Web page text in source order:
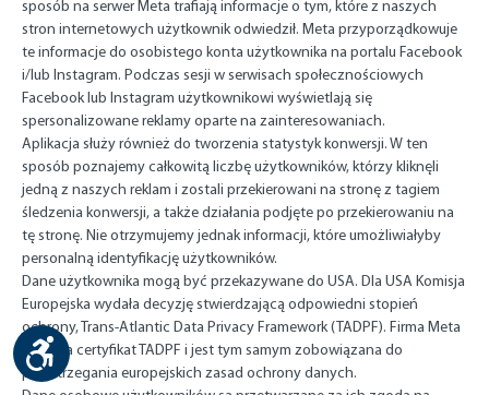
sposób na serwer Meta trafiają informacje o tym, które z naszych
stron internetowych użytkownik odwiedził. Meta przyporządkowuje
te informacje do osobistego konta użytkownika na portalu Facebook
i/lub Instagram. Podczas sesji w serwisach społecznościowych
Facebook lub Instagram użytkownikowi wyświetlają się
spersonalizowane reklamy oparte na zainteresowaniach.
Aplikacja służy również do tworzenia statystyk konwersji. W ten
sposób poznajemy całkowitą liczbę użytkowników, którzy kliknęli
jedną z naszych reklam i zostali przekierowani na stronę z tagiem
śledzenia konwersji, a także działania podjęte po przekierowaniu na
tę stronę. Nie otrzymujemy jednak informacji, które umożliwiałyby
personalną identyfikację użytkowników.
Dane użytkownika mogą być przekazywane do USA. Dla USA Komisja
Europejska wydała decyzję stwierdzającą odpowiedni stopień
ochrony, Trans-Atlantic Data Privacy Framework (TADPF). Firma Meta
posiada certyfikat TADPF i jest tym samym zobowiązana do
przestrzegania europejskich zasad ochrony danych.
Show toolbar